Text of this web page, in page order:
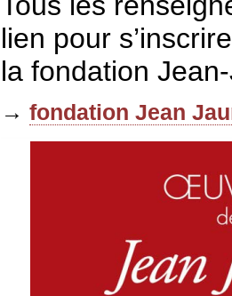
lien pour
la fondation
→ fondation Jean